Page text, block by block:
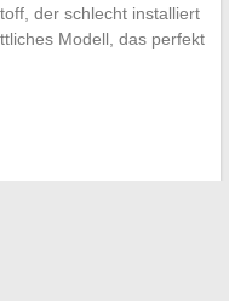
der schlecht installiert
Modell, das perfekt